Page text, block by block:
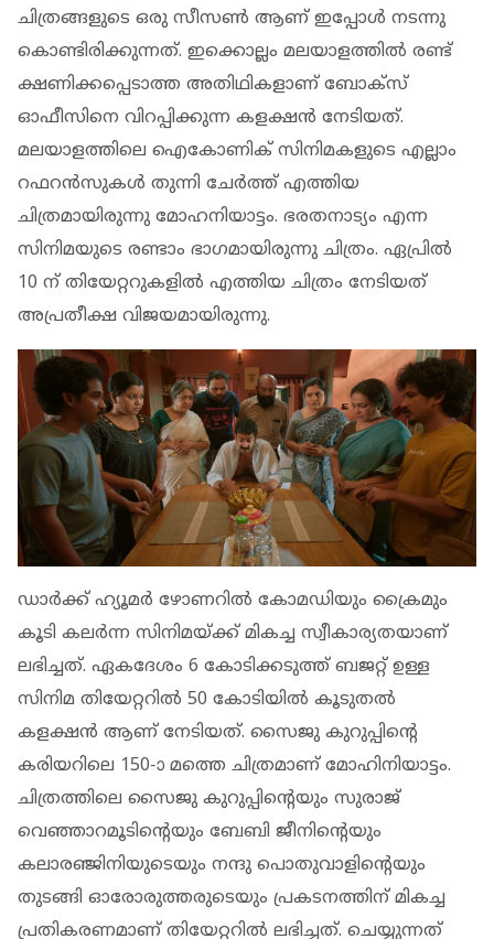
ചിത്രങ്ങളുടെ ഒരു സീസണ്‍ ആണ് ഇപ്പോള്‍ നടന്നു
കൊണ്ടിരിക്കുന്നത്. ഇക്കൊല്ലം മലയാളത്തില്‍ രണ്ട്
ക്ഷണിക്കപ്പെടാത്ത അതിഥികളാണ് ബോക്‌സ്
ഓഫീസിനെ വിറപ്പിക്കുന്ന കളക്ഷന്‍ നേടിയത്.
മലയാളത്തിലെ ഐകോണിക് സിനിമകളുടെ എല്ലാം
റഫറന്‍സുകള്‍ തുന്നി ചേര്‍ത്ത് എത്തിയ
ചിത്രമായിരുന്നു മോഹനിയാട്ടം. ഭരതനാട്യം എന്ന
സിനിമയുടെ രണ്ടാം ഭാഗമായിരുന്നു ചിത്രം. ഏപ്രില്‍
10 ന് തിയേറ്ററുകളില്‍ എത്തിയ ചിത്രം നേടിയത്
അപ്രതീക്ഷ വിജയമായിരുന്നു.
ഡാര്‍ക്ക് ഹ്യൂമര്‍ ഴോണറില്‍ കോമഡിയും ക്രൈമും
കൂടി കലര്‍ന്ന സിനിമയ്ക്ക് മികച്ച സ്വീകാര്യതയാണ്
ലഭിച്ചത്. ഏകദേശം 6 കോടിക്കടുത്ത് ബജറ്റ് ഉള്ള
സിനിമ തിയേറ്ററില്‍ 50 കോടിയില്‍ കൂടുതല്‍
കളക്ഷന്‍ ആണ് നേടിയത്. സൈജു കുറുപ്പിന്റെ
കരിയറിലെ 150-ാ മത്തെ ചിത്രമാണ് മോഹിനിയാട്ടം.
ചിത്രത്തിലെ സൈജു കുറുപ്പിന്റെയും സുരാജ്
വെഞ്ഞാറമൂടിന്റെയും ബേബി ജീനിന്റെയും
കലാരഞ്ജിനിയുടെയും നന്ദു പൊതുവാളിന്റെയും
തുടങ്ങി ഓരോരുത്തരുടെയും പ്രകടനത്തിന് മികച്ച
പ്രതികരണമാണ് തിയേറ്ററില്‍ ലഭിച്ചത്. ചെയ്യുന്നത്